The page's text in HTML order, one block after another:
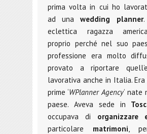
prima volta in cui ho
ad unawedding planner
eclettica ragazza
proprio perché nel suo
professione era molto
provato a riportare
lavorativa anche in Italia.
prime ‘WPlanner Agency‘ nate
paese. Aveva sede in
occupava di organizzare
particolare matrimoni,